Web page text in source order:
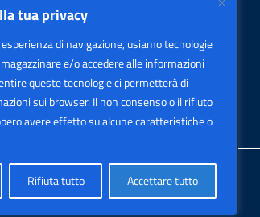
tua privacy
di navigazione, usiamo tecnologie
e/o accedere alle informazioni
queste tecnologie ci permetterà di
sui browser. Il non consenso o il rifiuto
avere effetto su alcune caratteristiche o
Rifiuta tutto Accettare tutto
al 31/03/2026
Form